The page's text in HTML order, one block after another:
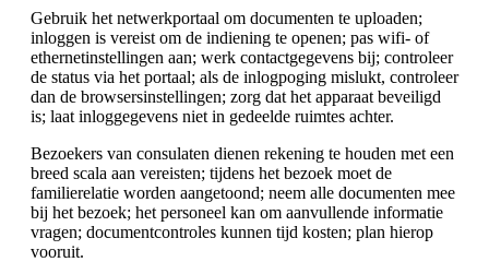
Gebruik het netwerkportaal om documenten te uploaden;
inloggen is vereist om de indiening te openen; pas wifi- of
ethernetinstellingen aan; werk contactgegevens bij; controleer
de status via het portaal; als de inlogpoging mislukt, controleer
dan de browsersinstellingen; zorg dat het apparaat beveiligd
is; laat inloggegevens niet in gedeelde ruimtes achter.
Bezoekers van consulaten dienen rekening te houden met een
breed scala aan vereisten; tijdens het bezoek moet de
familierelatie worden aangetoond; neem alle documenten mee
bij het bezoek; het personeel kan om aanvullende informatie
vragen; documentcontroles kunnen tijd kosten; plan hierop
vooruit.